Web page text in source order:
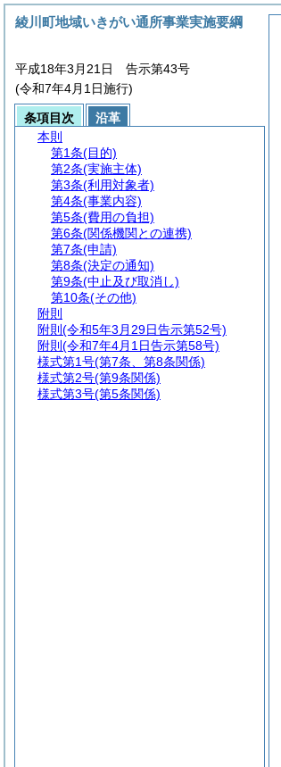
綾川町地域いきがい通所事業実施要綱
平成18年3月21日 告示第43号
(令和7年4月1日施行)
条項目次
沿革
本則
第1条(目的)
第2条(実施主体)
第3条(利用対象者)
第4条(事業内容)
第5条(費用の負担)
第6条(関係機関との連携)
第7条(申請)
第8条(決定の通知)
第9条(中止及び取消し)
第10条(その他)
附則
附則 (令和5年3月29日告示第52号)
附則 (令和7年4月1日告示第58号)
様式第1号(第7条、第8条関係)
様式第2号(第9条関係)
様式第3号(第5条関係)